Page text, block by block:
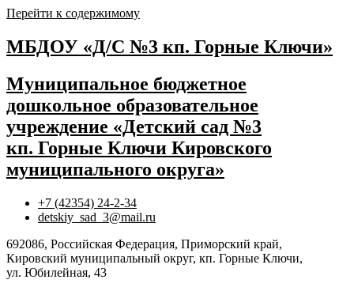
Перейти к содержимому
МБДОУ «Д/С №3 кп. Горные Ключи»
Муниципальное бюджетное
дошкольное образовательное
учреждение «Детский сад №3
кп. Горные Ключи Кировского
муниципального округа»
+7 (42354) 24-2-34
detskiy_sad_3@mail.ru
692086, Российская Федерация, Приморский край,
Кировский муниципальный округ, кп. Горные Ключи,
ул. Юбилейная, 43